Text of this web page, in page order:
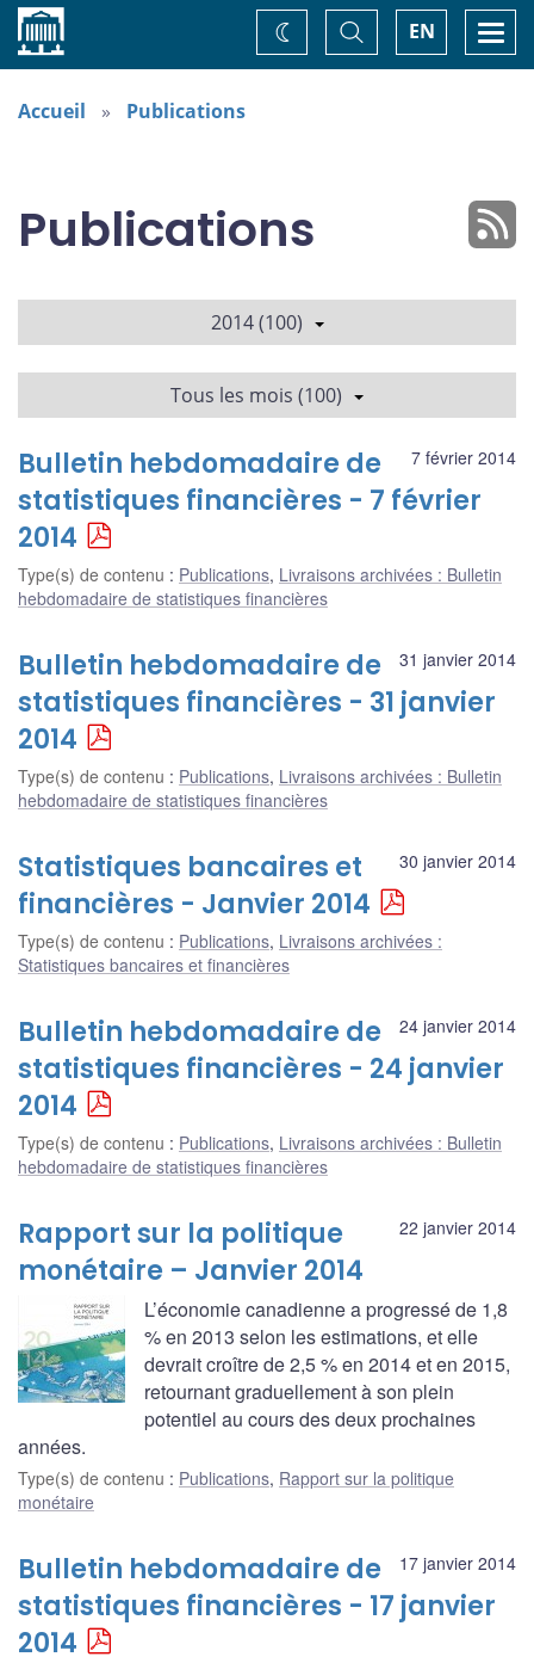
Accueil EN
Basculer
la
recherche
Changez
de
Accueil Publications
Publications
2014 (100)
Tous les mois (100)
7 février 2014
Bulletin hebdomadaire de
statistiques financières - 7 février
2014
Type(s) de contenu : Publications, Livraisons archivées : Bulletin
hebdomadaire de statistiques financières
31 janvier 2014
Bulletin hebdomadaire de
statistiques financières - 31 janvier
2014
Type(s) de contenu : Publications, Livraisons archivées : Bulletin
hebdomadaire de statistiques financières
30 janvier 2014
Statistiques bancaires et
financières - Janvier 2014
Type(s) de contenu : Publications, Livraisons archivées :
Statistiques bancaires et financières
24 janvier 2014
Bulletin hebdomadaire de
statistiques financières - 24 janvier
2014
Type(s) de contenu : Publications, Livraisons archivées : Bulletin
hebdomadaire de statistiques financières
22 janvier 2014
Rapport sur la politique
monétaire – Janvier 2014
L’économie canadienne a progressé de 1,8
% en 2013 selon les estimations, et elle
devrait croître de 2,5 % en 2014 et en 2015,
retournant graduellement à son plein
potentiel au cours des deux prochaines
années.
Type(s) de contenu : Publications, Rapport sur la politique
monétaire
17 janvier 2014
Bulletin hebdomadaire de
statistiques financières - 17 janvier
2014